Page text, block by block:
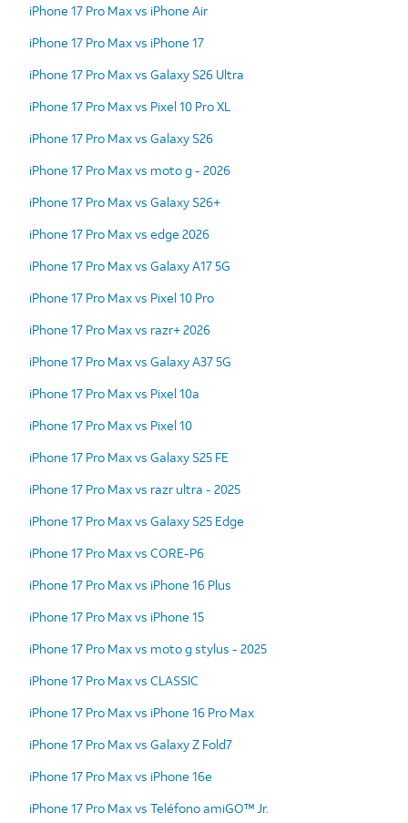
iPhone 17 Pro Max vs iPhone Air
iPhone 17 Pro Max vs iPhone 17
iPhone 17 Pro Max vs Galaxy S26 Ultra
iPhone 17 Pro Max vs Pixel 10 Pro XL
iPhone 17 Pro Max vs Galaxy S26
iPhone 17 Pro Max vs moto g - 2026
iPhone 17 Pro Max vs Galaxy S26+
iPhone 17 Pro Max vs edge 2026
iPhone 17 Pro Max vs Galaxy A17 5G
iPhone 17 Pro Max vs Pixel 10 Pro
iPhone 17 Pro Max vs razr+ 2026
iPhone 17 Pro Max vs Galaxy A37 5G
iPhone 17 Pro Max vs Pixel 10a
iPhone 17 Pro Max vs Pixel 10
iPhone 17 Pro Max vs Galaxy S25 FE
iPhone 17 Pro Max vs razr ultra - 2025
iPhone 17 Pro Max vs Galaxy S25 Edge
iPhone 17 Pro Max vs CORE-P6
iPhone 17 Pro Max vs iPhone 16 Plus
iPhone 17 Pro Max vs iPhone 15
iPhone 17 Pro Max vs moto g stylus - 2025
iPhone 17 Pro Max vs CLASSIC
iPhone 17 Pro Max vs iPhone 16 Pro Max
iPhone 17 Pro Max vs Galaxy Z Fold7
iPhone 17 Pro Max vs iPhone 16e
iPhone 17 Pro Max vs Teléfono amiGO™ Jr.